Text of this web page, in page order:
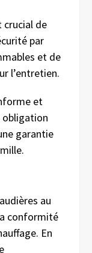
crucial de
par
et de
l’entretien.
et
obligation
garantie
au
conformité
En